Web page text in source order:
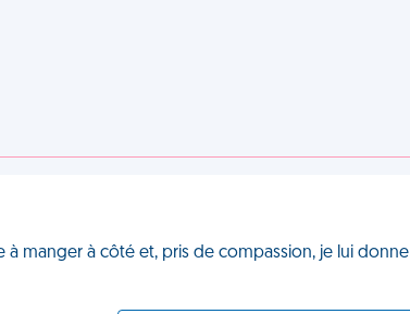
manger à côté et, pris de compassion, je lui donne